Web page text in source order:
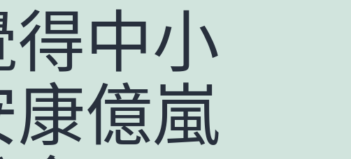
中小
億嵐